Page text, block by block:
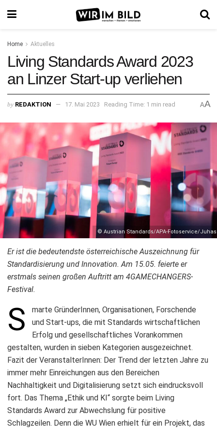
Home Aktuelles
Living Standards Award 2023
an Linzer Start-up verliehen
by REDAKTION 17. Mai 2023 Reading Time: 1 min read AA
© Austrian Standards/APA-Fotoservice/
Er ist die bedeutendste österreichische Auszeichnung für
Standardisierung und Innovation. Am 15.05. feierte er
erstmals seinen großen Auftritt am 4GAMECHANGERS-
Festival.
S
marte GründerInnen, Organisationen, Forschende
und Start-ups, die mit Standards wirtschaftlichen
Erfolg und gesellschaftliches Vorankommen
gestalten, wurden in sieben Kategorien ausgezeichnet.
Fazit der VeranstalterInnen: Der Trend der letzten Jahre zu
immer mehr Einreichungen aus den Bereichen
Nachhaltigkeit und Digitalisierung setzt sich eindrucksvoll
fort. Das Thema „Ethik und KI“ sorgte beim Living
Standards Award zur Abwechslung für positive
Schlagzeilen. Denn die WU Wien erhielt für ein Projekt, das